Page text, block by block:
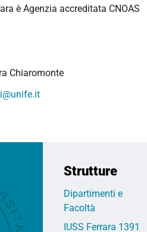
è Agenzia accreditata CNOAS
Chiaromonte
Strutture
Dipartimenti e
Facoltà
IUSS Ferrara 1391